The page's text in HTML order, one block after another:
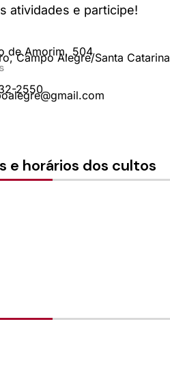
atividades e participe!
de Amorim, 504
Campo Alegre/Santa Catarina
2550
e horários dos cultos